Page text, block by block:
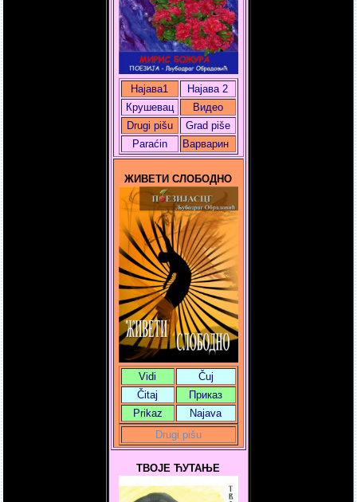
Најава1
Најава 2
Крушевац
Видео
Drugi pišu
Grad piše
Paraćin
Варварин
ЖИВЕТИ СЛОБОДНО
Vidi
Čuj
Čitaj
Приказ
Prikaz
Najava
Drugi pišu
ТВОЈЕ ЋУТАЊЕ